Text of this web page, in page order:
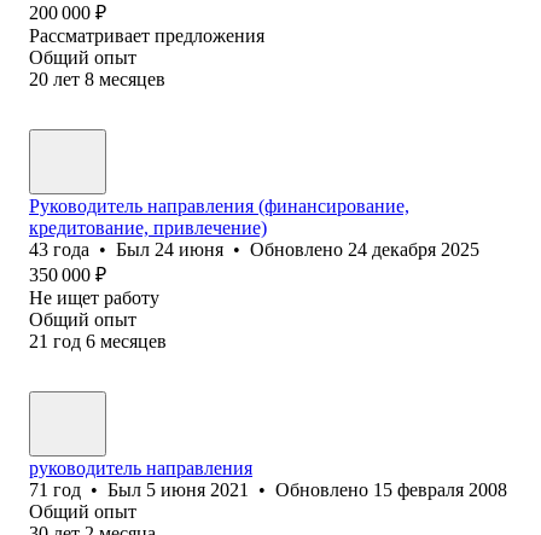
200 000 ₽
Рассматривает предложения
Общий опыт
20 лет 8 месяцев
Руководитель направления (финансирование,
кредитование, привлечение)
43 года • Был 24 июня • Обновлено 24 декабря 2025
350 000 ₽
Не ищет работу
Общий опыт
21 год 6 месяцев
руководитель направления
71 год • Был 5 июня 2021 • Обновлено 15 февраля 2008
Общий опыт